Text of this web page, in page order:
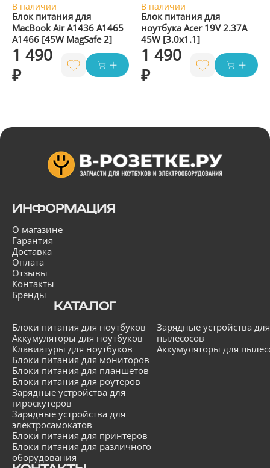
В наличии
Блок питания для
MacBook Air A1436 A1465
A1466 [45W MagSafe 2]
1 490
₽
В наличии
Блок питания для
ноутбука Acer 19V 2.37A
45W [3.0x1.1]
1 490
₽
ИНФОРМАЦИЯ
О магазине
Гарантия
Доставка
Оплата
Отзывы
Контакты
Бренды
КАТАЛОГ
Блоки питания для ноутбуков
Аккумуляторы для ноутбуков
Клавиатуры для ноутбуков
Блоки питания для мониторов
Блоки питания для планшетов
Блоки питания для роутеров
Зарядные устройства для
гироскутеров
Зарядные устройства для
электросамокатов
Блоки питания для принтеров
Блоки питания для различного
оборудования
Зарядные устройства для
пылесосов
Аккумуляторы для